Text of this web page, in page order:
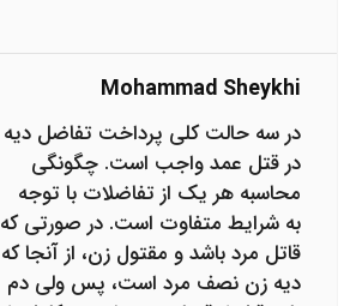
Mohammad Sheykhi
در سه حالت کلی پرداخت تفاضل دیه
در قتل عمد واجب است. چگونگی
محاسبه هر یک از تفاضلات با توجه
به شرایط متفاوت است. در صورتی که
قاتل مرد باشد و مقتول زن، از آنجا که
دیه زن نصف مرد است، پس ولی دم